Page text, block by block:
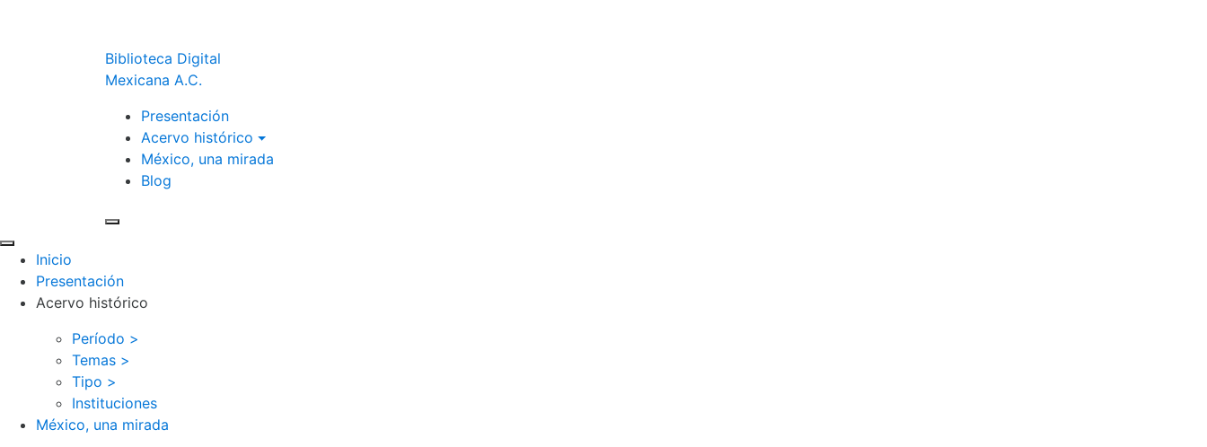
Biblioteca Digital
Mexicana A.C.
Presentación
Acervo histórico
México, una mirada
Blog
Inicio
Presentación
Acervo histórico
Período >
Temas >
Tipo >
Instituciones
México, una mirada